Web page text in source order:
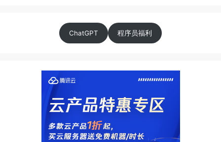
ChatGPT 程序员福利